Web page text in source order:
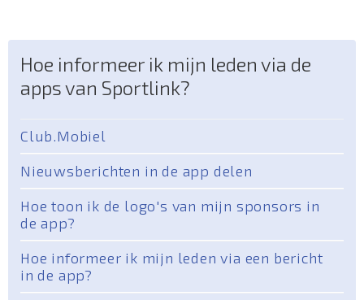
Hoe informeer ik mijn leden via de
apps van Sportlink?
Club.Mobiel
Nieuwsberichten in de app delen
Hoe toon ik de logo's van mijn sponsors in
de app?
Hoe informeer ik mijn leden via een bericht
in de app?